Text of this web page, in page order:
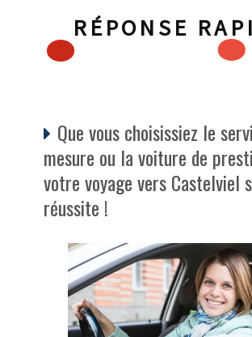
RÉPONSE
Que vous choisissiez le
mesure ou la voiture de
votre voyage vers Castelviel
réussite !